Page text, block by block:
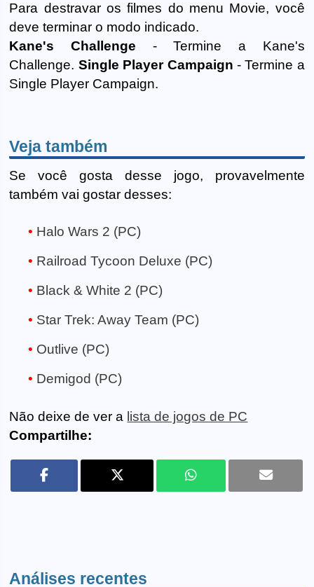
Para destravar os filmes do menu Movie, você
deve terminar o modo indicado.
Kane's Challenge - Termine a Kane's
Challenge. Single Player Campaign - Termine a
Single Player Campaign.
Veja também
Se você gosta desse jogo, provavelmente
também vai gostar desses:
Halo Wars 2 (PC)
Railroad Tycoon Deluxe (PC)
Black & White 2 (PC)
Star Trek: Away Team (PC)
Outlive (PC)
Demigod (PC)
Não deixe de ver a lista de jogos de PC
Compartilhe:
Análises recentes